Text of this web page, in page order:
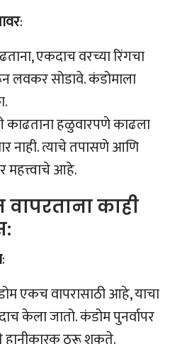
:
एकदाच वरच्या रिंगचा
सोडावे. कंडोमाला
काढताना हळुवारपणे काढला
नाही. त्याचे तपासणे आणि
महत्त्वाचे आहे.
काही
:
एकच वापरासाठी आहे, याचा
केला जातो. कंडोम पुनर्वापर